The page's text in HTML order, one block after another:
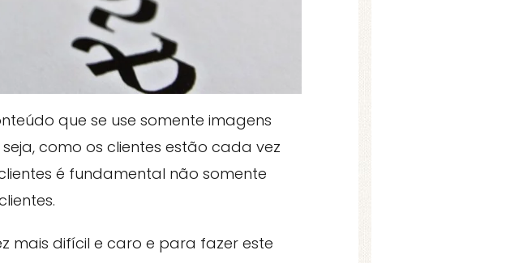
que se use somente imagens
como os clientes estão cada vez
é fundamental não somente
mais difícil e caro e para fazer este